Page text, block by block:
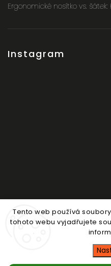
Tento web používá
tohoto webu vyjadřujete
Ergonomické nosítko vs.
Instagram
Sledovat na Instagramu
Nosdítko.
Upravit nastavení cookies